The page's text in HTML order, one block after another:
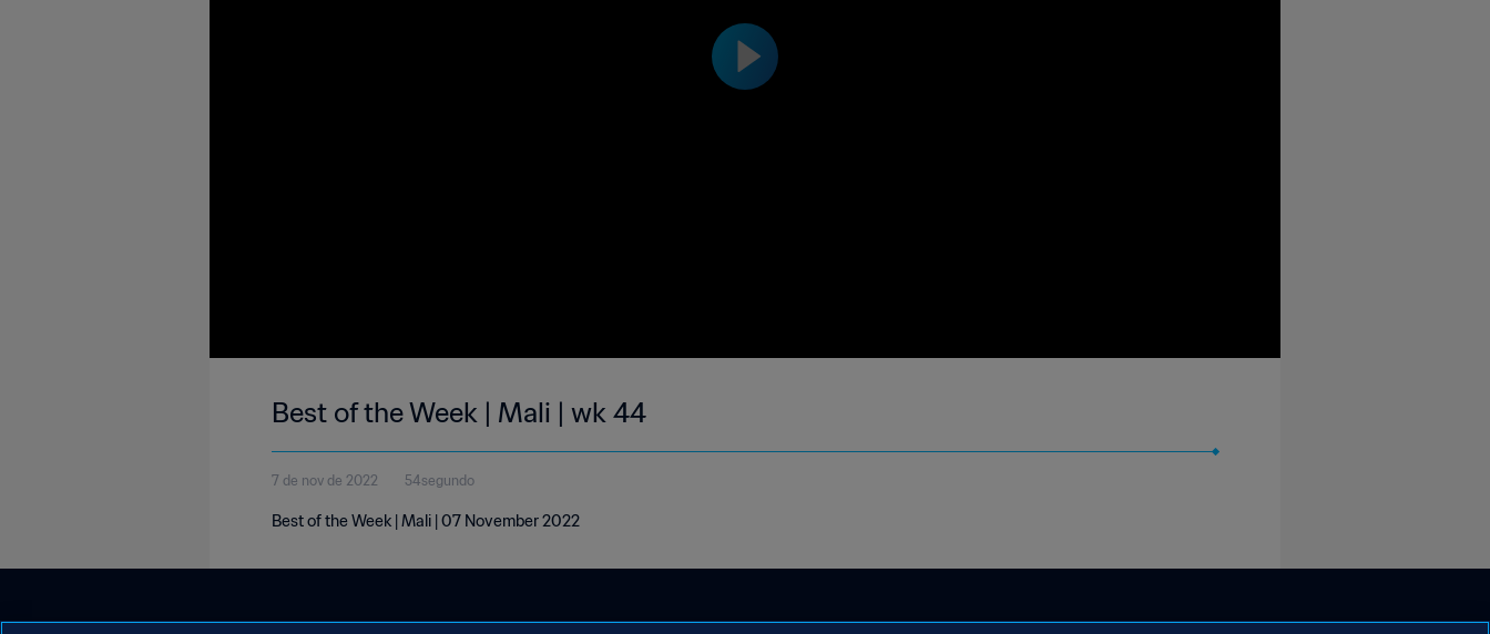
Best of the Week | Mali | wk 44
7 de nov de 2022 54segundo
Best of the Week | Mali | 07 November 2022